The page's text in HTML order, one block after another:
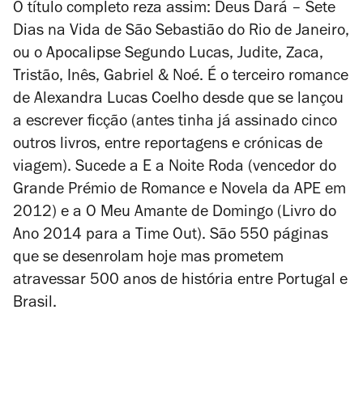
O título completo reza assim: Deus Dará – Sete
Dias na Vida de São Sebastião do Rio de Janeiro,
ou o Apocalipse Segundo Lucas, Judite, Zaca,
Tristão, Inês, Gabriel & Noé. É o terceiro romance
de Alexandra Lucas Coelho desde que se lançou
a escrever ficção (antes tinha já assinado cinco
outros livros, entre reportagens e crónicas de
viagem). Sucede a E a Noite Roda (vencedor do
Grande Prémio de Romance e Novela da APE em
2012) e a O Meu Amante de Domingo (Livro do
Ano 2014 para a Time Out). São 550 páginas
que se desenrolam hoje mas prometem
atravessar 500 anos de história entre Portugal e
Brasil.